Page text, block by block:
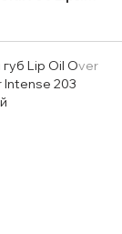
Oil 005. Grape